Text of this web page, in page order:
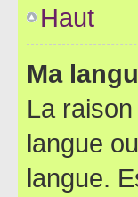
Haut
Ma
La
langue
langue.